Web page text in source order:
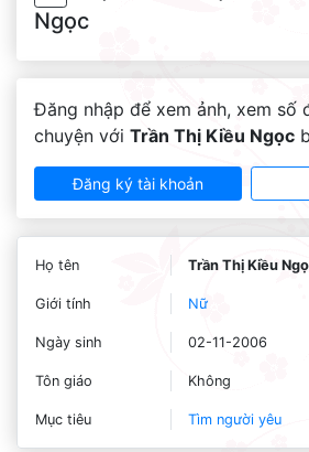
Ngọc
Đăng nhập để xem ảnh, xem số
chuyện với Trần Thị Kiều Ngọc
Đăng ký tài khoản
Họ tên Trần Thị Kiều
Giới tính Nữ
Ngày sinh 02-11-2006
Tôn giáo Không
Mục tiêu Tìm người yêu